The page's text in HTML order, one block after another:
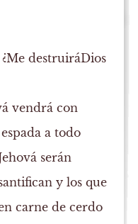
destruiráDios
vendrá con
a todo
serán
y los que
carne de cerdo